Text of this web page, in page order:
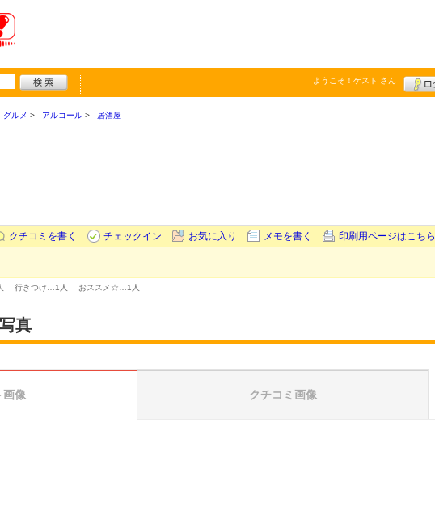
ようこそ！ ゲスト さん
グルメ アルコール 居酒屋
クチコミを書く
チェックイン お気に入り メモを書く 印刷用ページはこちら
行きつけ… 1人 おススメ☆… 1人
真
画像 クチコミ画像